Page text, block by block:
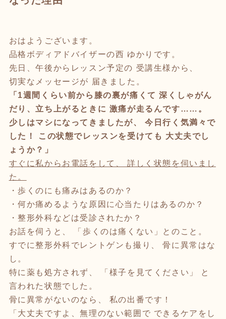
おはようございます。
品格ボディアドバイザーの西 ゆかりです。
先日、午後からレッスン予定の 受講生様から、
切実なメッセージが 届きました。
「1週間くらい前から膝の裏が痛くて 深くしゃがん
だり、立ち上がるときに 激痛が走るんです……。
少しはマシになってきましたが、 今日行く気満々で
した！ この状態でレッスンを受けても 大丈夫でし
ょうか？」
すぐに私からお電話をして、 詳しく状態を伺いまし
た。
・歩くのにも痛みはあるのか？
・何か痛めるような原因に心当たりはあるのか？
・整形外科などは受診されたか？
お話を伺うと、 「歩くのは痛くない」とのこと。
すでに整形外科でレントゲンも撮り、 骨に異常はな
し。
特に薬も処方されず、 「様子を見てください」 と
言われた状態でした。
骨に異常がないのなら、 私の出番です！
「大丈夫ですよ、無理のない範囲で できるケアをし